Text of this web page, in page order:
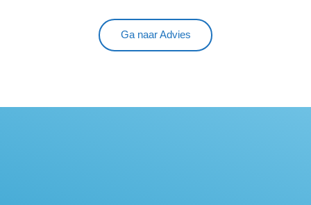
Ga naar Advies